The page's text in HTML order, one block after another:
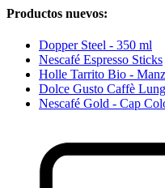
Productos nuevos:
Dopper Steel - 350 ml
Nescafé Espresso Sticks
Holle Tarrito Bio -
Dolce Gusto Caffè
Nescafé Gold - Cap